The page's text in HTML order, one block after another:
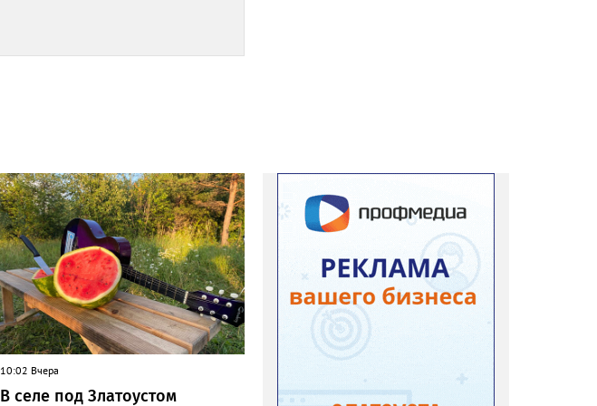
10:02 Вчера
В селе под Златоустом